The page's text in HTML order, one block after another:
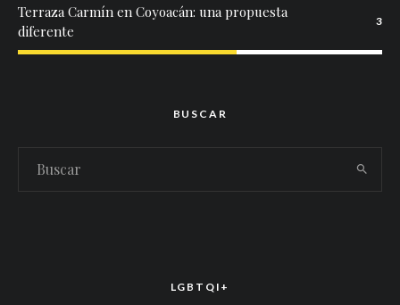
Terraza Carmín en Coyoacán: una propuesta
diferente
3
BUSCAR
LGBTQI+